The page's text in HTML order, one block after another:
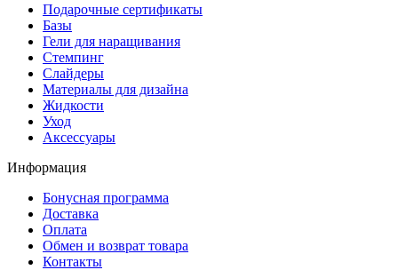
Подарочные сертификаты
Базы
Гели для наращивания
Стемпинг
Слайдеры
Материалы для дизайна
Жидкости
Уход
Аксессуары
Информация
Бонусная программа
Доставка
Оплата
Обмен и возврат товара
Контакты